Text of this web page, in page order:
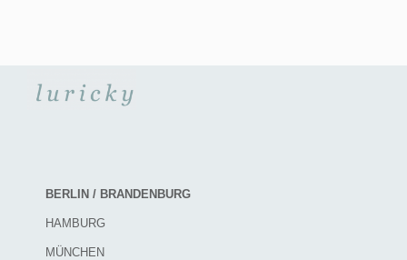
BERLIN / BRANDENBURG
HAMBURG
MÜNCHEN